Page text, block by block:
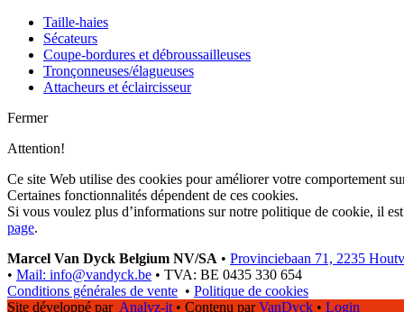
Taille-haies
Sécateurs
Coupe-bordures et débroussailleuses
Tronçonneuses/élagueuses
Attacheurs et éclaircisseur
Fermer
Attention!
Ce site Web utilise des cookies pour améliorer votre comportement
Certaines fonctionnalités dépendent de ces cookies.
Si vous voulez plus d’informations sur notre politique de cookie, il
page.
Marcel Van Dyck Belgium NV/SA • Provinciebaan 71, 2235
• Mail: info@vandyck.be • TVA: BE 0435 330 654
Conditions générales de vente • Politique de cookies
Site développé par Analyz-it • Contenu parVanDyck • Login